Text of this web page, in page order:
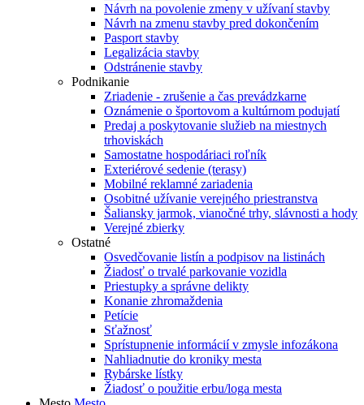
Návrh na povolenie zmeny v užívaní stavby
Návrh na zmenu stavby pred dokončením
Pasport stavby
Legalizácia stavby
Odstránenie stavby
Podnikanie
Zriadenie - zrušenie a čas prevádzkarne
Oznámenie o športovom a kultúrnom podujatí
Predaj a poskytovanie služieb na miestnych
trhoviskách
Samostatne hospodáriaci roľník
Exteriérové sedenie (terasy)
Mobilné reklamné zariadenia
Osobitné užívanie verejného priestranstva
Šaliansky jarmok, vianočné trhy, slávnosti a hody
Verejné zbierky
Ostatné
Osvedčovanie listín a podpisov na listinách
Žiadosť o trvalé parkovanie vozidla
Priestupky a správne delikty
Konanie zhromaždenia
Petície
Sťažnosť
Sprístupnenie informácií v zmysle infozákona
Nahliadnutie do kroniky mesta
Rybárske lístky
Žiadosť o použitie erbu/loga mesta